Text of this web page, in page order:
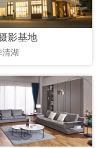
影基地
湖